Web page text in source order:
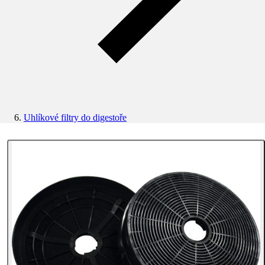
Uhlíkové filtry do digestoře